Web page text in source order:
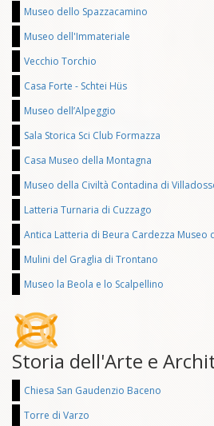
Museo dello Spazzacamino
Museo dell'Immateriale
Vecchio Torchio
Casa Forte - Schtei Hüs
Museo dell’Alpeggio
Sala Storica Sci Club Formazza
Casa Museo della Montagna
Museo della Civiltà Contadina di
Latteria Turnaria di Cuzzago
Antica Latteria di Beura Cardezza Museo
Mulini del Graglia di Trontano
Museo la Beola e lo Scalpellino
Storia dell'Arte e
Chiesa San Gaudenzio Baceno
Torre di Varzo